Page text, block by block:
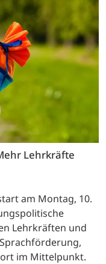
Lehrkräfte
am Montag, 10.
Lehrkräften und
im Mittelpunkt.